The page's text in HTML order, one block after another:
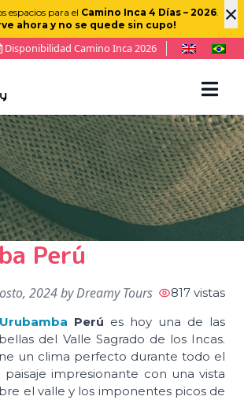
×
espacios para el Camino Inca 4 Días – 2026.
ahora y no se quede sin cupo!
Disponibilidad Camino Inca 2026
Perú
2024byDreamy Tours
817 vistas
Urubamba Perú es hoy una de las
del Valle Sagrado de los Incas.
un clima perfecto durante todo el
impresionante con una vista
el valle y los imponentes picos de